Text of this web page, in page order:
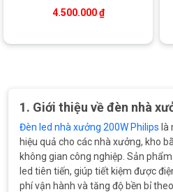
4.500.000₫
1. Giới thiệu về đèn nhà
Đèn led nhà xưởng 200W Philips là
hiệu quả cho các nhà xưởng, kho
không gian công nghiệp. Sản
led tiên tiến, giúp tiết kiệm được
phí vận hành và tăng độ bền bỉ